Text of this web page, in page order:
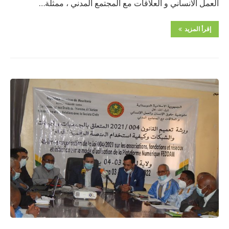
العمل الانساني و العلاقات مع المجتمع المدني ، ممثلة…
إقرأ المزيد